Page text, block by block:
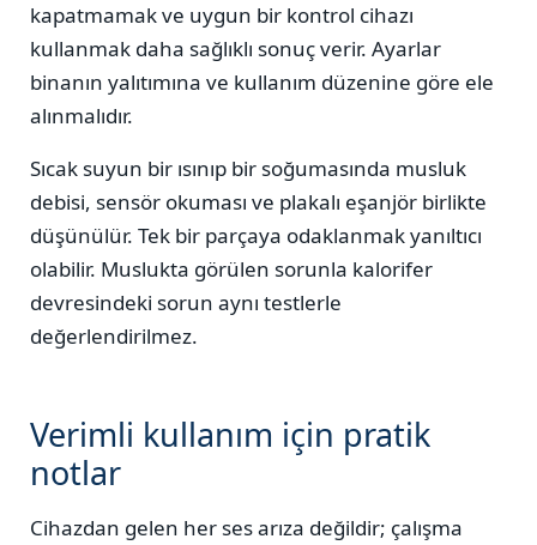
kapatmamak ve uygun bir kontrol cihazı
kullanmak daha sağlıklı sonuç verir. Ayarlar
binanın yalıtımına ve kullanım düzenine göre ele
alınmalıdır.
Sıcak suyun bir ısınıp bir soğumasında musluk
debisi, sensör okuması ve plakalı eşanjör birlikte
düşünülür. Tek bir parçaya odaklanmak yanıltıcı
olabilir. Muslukta görülen sorunla kalorifer
devresindeki sorun aynı testlerle
değerlendirilmez.
Verimli kullanım için pratik
notlar
Cihazdan gelen her ses arıza değildir; çalışma